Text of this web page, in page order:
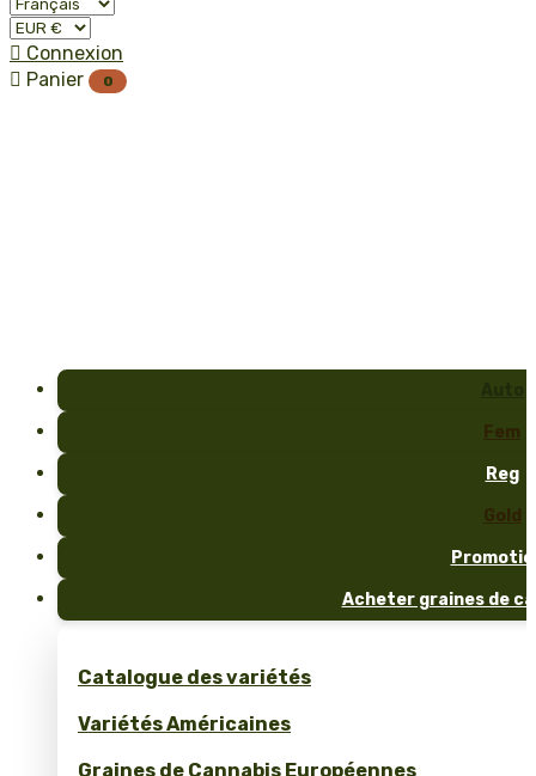
 Connexion
 Panier 0
Fem
Reg
Gold
Acheter graines de
Catalogue des variétés
Variétés Américaines
Graines de Cannabis Européennes